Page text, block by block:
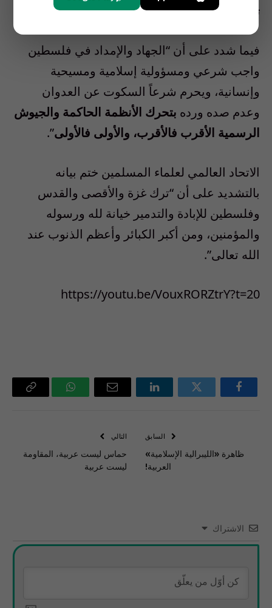
تصدأ أسلحتها وتنهار منظوماتها، والأمة تنهار”.
فيما شدد على أن “الجهاد والإمداد في فلسطين
واجب شرعي ومسؤولية إسلامية ومسيحية
وإنسانية، ويحرم شرعاً السكوت عن العدوان
وعدم صده ورده بتحرك الأنظمة الحاكمة والجيوش
الرسمية الأقرب فالأقرب، والأولى فالأولى”.
الاتحاد العالمي لعلماء المسلمين ختم بيانه
بالتشديد على أن “ترك غزة والأقصى والقدس
وفلسطين للإبادة والتدمير خيانة لله ورسوله
والمؤمنين، ومن أكبر الكبائر وأعظم الذنوب عند
الله تعالى”.
https://youtu.be/VouxRORZtrY?t=20
فيسبوك تويتر لينكدإن
البريد
واتساب Copy
السابق
ظاهرة «الليبرالية الإسلامية»
العربية!
التالي
حماس ليست عربية، المقاومة
ليست عربية
الاشتراك